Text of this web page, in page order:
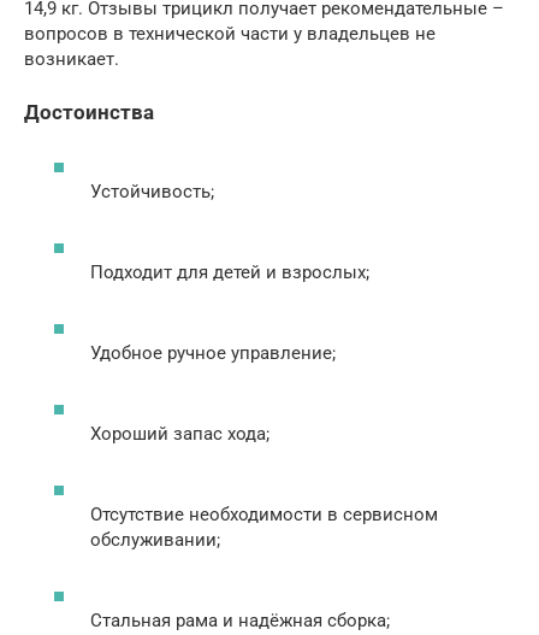
14,9 кг. Отзывы трицикл получает рекомендательные –
вопросов в технической части у владельцев не
возникает.
Достоинства
Устойчивость;
Подходит для детей и взрослых;
Удобное ручное управление;
Хороший запас хода;
Отсутствие необходимости в сервисном
обслуживании;
Стальная рама и надёжная сборка;